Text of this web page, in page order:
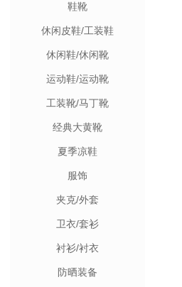
鞋靴
休闲皮鞋/工装鞋
休闲鞋/休闲靴
运动鞋/运动靴
工装靴/马丁靴
经典大黄靴
夏季凉鞋
服饰
夹克/外套
卫衣/套衫
衬衫/衬衣
防晒装备